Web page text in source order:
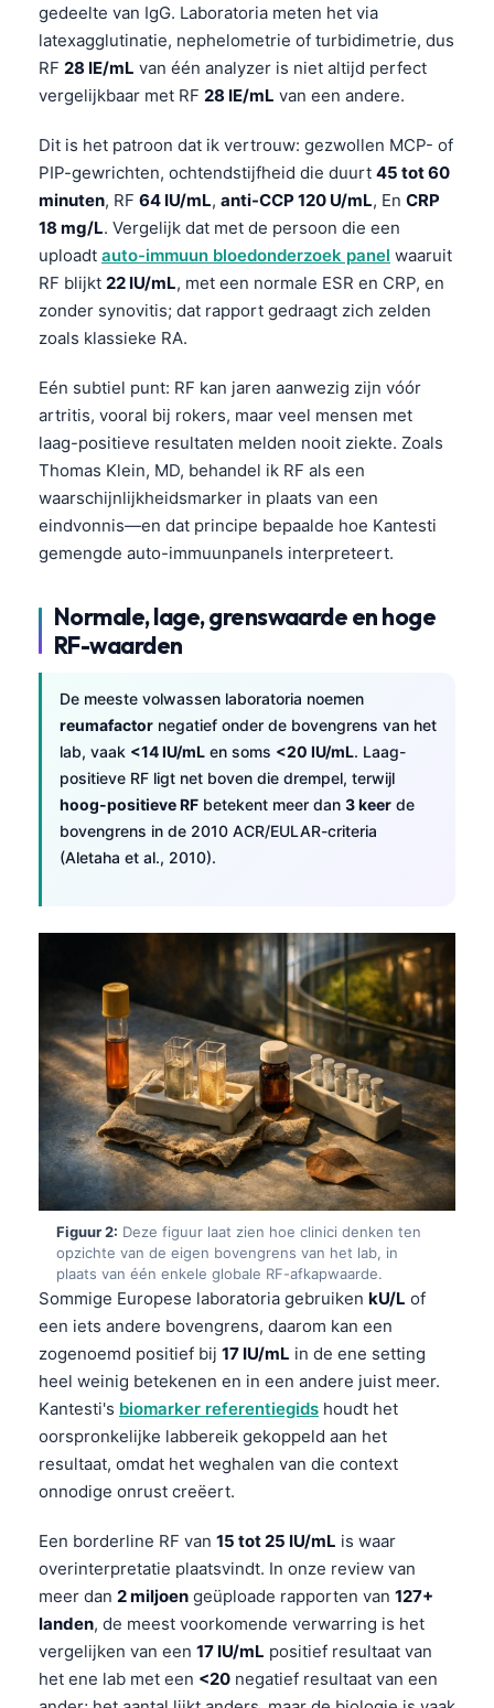
gedeelte van IgG. Laboratoria meten het via
latexagglutinatie, nephelometrie of turbidimetrie, dus
RF 28 IE/mL van één analyzer is niet altijd perfect
vergelijkbaar met RF 28 IE/mL van een andere.
Dit is het patroon dat ik vertrouw: gezwollen MCP- of
PIP-gewrichten, ochtendstijfheid die duurt 45 tot 60
minuten, RF 64 IU/mL, anti-CCP 120 U/mL, En CRP
18 mg/L. Vergelijk dat met de persoon die een
uploadt auto-immuun bloedonderzoek panel waaruit
RF blijkt 22 IU/mL, met een normale ESR en CRP, en
zonder synovitis; dat rapport gedraagt zich zelden
zoals klassieke RA.
Eén subtiel punt: RF kan jaren aanwezig zijn vóór
artritis, vooral bij rokers, maar veel mensen met
laag-positieve resultaten melden nooit ziekte. Zoals
Thomas Klein, MD, behandel ik RF als een
waarschijnlijkheidsmarker in plaats van een
eindvonnis—en dat principe bepaalde hoe Kantesti
gemengde auto-immuunpanels interpreteert.
Normale, lage, grenswaarde en hoge
RF-waarden
De meeste volwassen laboratoria noemen
reumafactor negatief onder de bovengrens van het
lab, vaak <14 IU/mL en soms <20 IU/mL. Laag-
positieve RF ligt net boven die drempel, terwijl
hoog-positieve RF betekent meer dan 3 keer de
bovengrens in de 2010 ACR/EULAR-criteria
(Aletaha et al., 2010).
Figuur 2: Deze figuur laat zien hoe clinici denken ten
opzichte van de eigen bovengrens van het lab, in
plaats van één enkele globale RF-afkapwaarde.
Sommige Europese laboratoria gebruiken kU/L of
een iets andere bovengrens, daarom kan een
zogenoemd positief bij 17 IU/mL in de ene setting
heel weinig betekenen en in een andere juist meer.
Kantesti's biomarker referentiegids houdt het
oorspronkelijke labbereik gekoppeld aan het
resultaat, omdat het weghalen van die context
onnodige onrust creëert.
Een borderline RF van 15 tot 25 IU/mL is waar
overinterpretatie plaatsvindt. In onze review van
meer dan 2 miljoen geüploade rapporten van 127+
landen, de meest voorkomende verwarring is het
vergelijken van een 17 IU/mL positief resultaat van
het ene lab met een <20 negatief resultaat van een